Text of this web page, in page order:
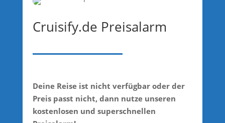
Cruisify.de Preisalarm
Deine Reise ist nicht verfügbar oder der
Preis passt nicht, dann nutze unseren
kostenlosen und superschnellen